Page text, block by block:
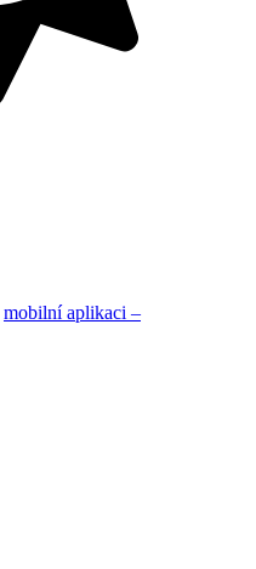
mobilní aplikaci –